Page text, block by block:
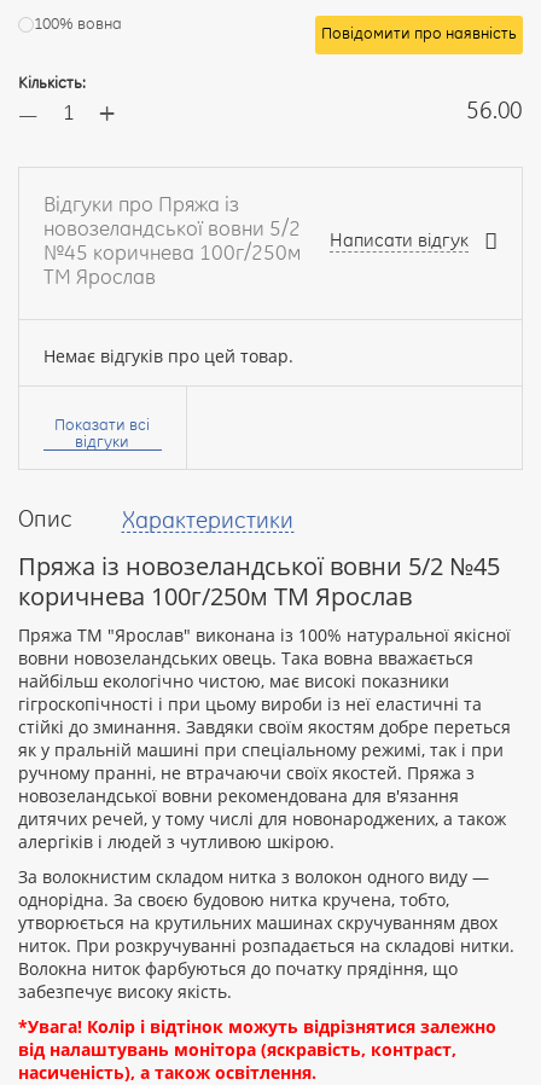
Опис Характеристики
Пряжа із новозеландської вовни 5/2 №45
коричнева 100г/250м ТМ Ярослав
Пряжа ТМ "Ярослав" виконана із 100% натуральної якісної
вовни новозеландських овець. Така вовна вважається
найбільш екологічно чистою, має високі показники
гігроскопічності і при цьому вироби із неї еластичні та
стійкі до зминання. Завдяки своїм якостям добре переться
як у пральній машині при спеціальному режимі, так і при
ручному пранні, не втрачаючи своїх якостей. Пряжа з
новозеландської вовни рекомендована для в'язання
дитячих речей, у тому числі для новонароджених, а також
алергіків і людей з чутливою шкірою.
За волокнистим складом нитка з волокон одного виду —
однорідна. За своєю будовою нитка кручена, тобто,
утворюється на крутильних машинах скручуванням двох
ниток. При розкручуванні розпадається на складові нитки.
Волокна ниток фарбуються до початку прядіння, що
забезпечує високу якість.
*Увага! Колір і відтінок можуть відрізнятися залежно
від налаштувань монітора (яскравість, контраст,
насиченість), а також освітлення.
100% вовна Повідомити про наявність
Кількість:
— + 56.00
Відгуки про Пряжа із
новозеландської вовни 5/2
№45 коричнева 100г/250м
ТМ Ярослав
Написати відгук
Немає відгуків про цей товар.
Ваше
Ваш
Рейтинг:
ПРОДОВЖИТИ
Показати всі
відгуки